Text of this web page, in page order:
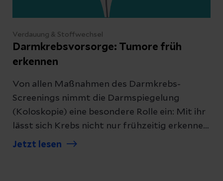
Verdauung & Stoffwechsel
Darmkrebsvorsorge: Tumore früh
erkennen
Von allen Maßnahmen des Darmkrebs-
Screenings nimmt die Darmspiegelung
(Koloskopie) eine besondere Rolle ein: Mit ihr
lässt sich Krebs nicht nur frühzeitig erkennen,
vielmehr kann durch die Entfernung der
Jetzt lesen